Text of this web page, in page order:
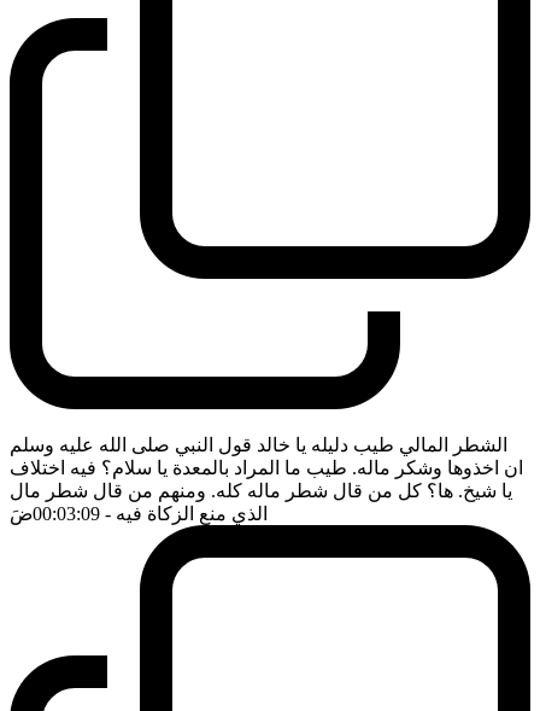
الشطر المالي طيب دليله يا خالد قول النبي صلى الله عليه وسلم
ان اخذوها وشكر ماله. طيب ما المراد بالمعدة يا سلام؟ فيه اختلاف
يا شيخ. ها؟ كل من قال شطر ماله كله. ومنهم من قال شطر مال
الذي منع الزكاة فيه - 00:03:09 ضَ